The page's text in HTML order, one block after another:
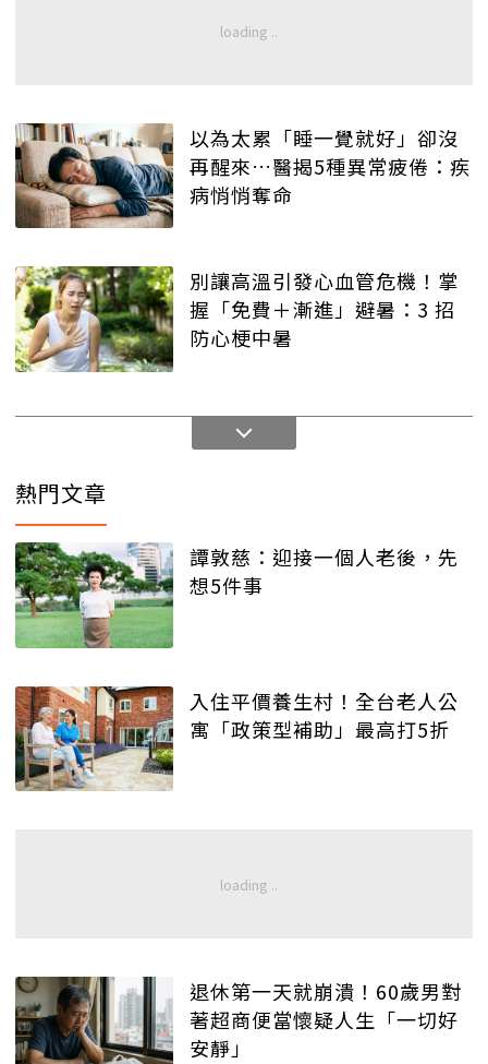
以為太累「睡一覺就好」卻沒
再醒來…醫揭5種異常疲倦：疾
病悄悄奪命
別讓高溫引發心血管危機！掌
握「免費＋漸進」避暑：3 招
防心梗中暑
熱門文章
譚敦慈：迎接一個人老後，先
想5件事
入住平價養生村！全台老人公
寓「政策型補助」最高打5折
退休第一天就崩潰！60歲男對
著超商便當懷疑人生「一切好
安靜」